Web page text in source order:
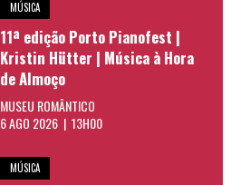
MÚSICA
11ª edição Porto Pianofest |
Kristin Hütter | Música à Hora
de Almoço
MUSEU ROMÂNTICO
6 AGO 2026 | 13H00
MÚSICA